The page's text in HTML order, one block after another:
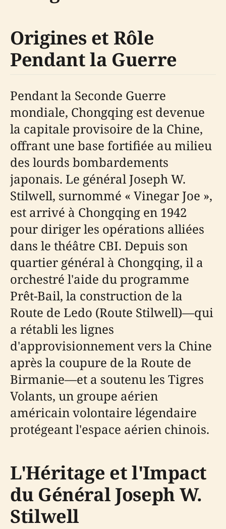
Origines et Rôle
Pendant la Guerre
Pendant la Seconde Guerre
mondiale, Chongqing est devenue
la capitale provisoire de la Chine,
offrant une base fortifiée au milieu
des lourds bombardements
japonais. Le général Joseph W.
Stilwell, surnommé « Vinegar Joe »,
est arrivé à Chongqing en 1942
pour diriger les opérations alliées
dans le théâtre CBI. Depuis son
quartier général à Chongqing, il a
orchestré l'aide du programme
Prêt-Bail, la construction de la
Route de Ledo (Route Stilwell)—qui
a rétabli les lignes
d'approvisionnement vers la Chine
après la coupure de la Route de
Birmanie—et a soutenu les Tigres
Volants, un groupe aérien
américain volontaire légendaire
protégeant l'espace aérien chinois.
L'Héritage et l'Impact
du Général Joseph W.
Stilwell